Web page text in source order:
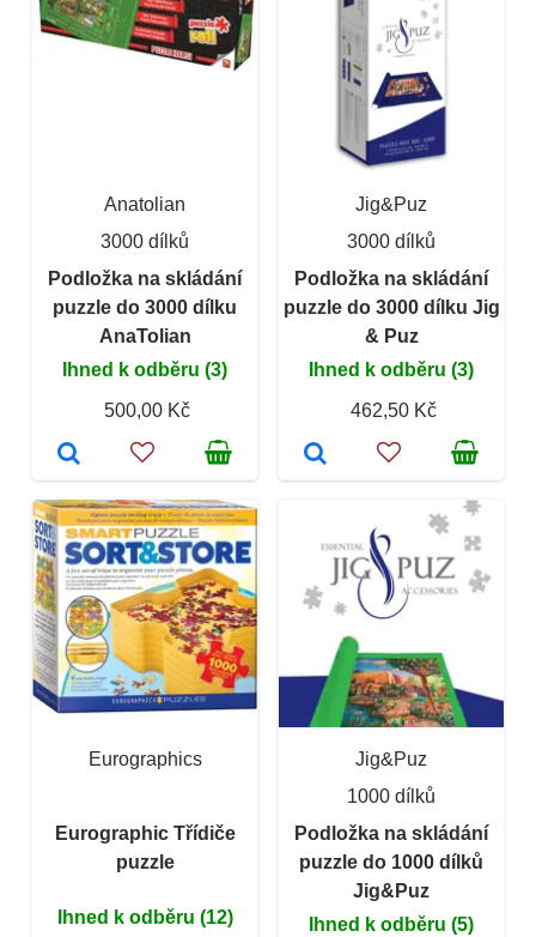
Anatolian
3000 dílků
Podložka na skládání
puzzle do 3000 dílku
AnaTolian
Ihned k odběru (3)
500,00 Kč
Jig&Puz
3000 dílků
Podložka na skládání
puzzle do 3000 dílku Jig
& Puz
Ihned k odběru (3)
462,50 Kč
Eurographics
Eurographic Třídiče
puzzle
Ihned k odběru (12)
Jig&Puz
1000 dílků
Podložka na skládání
puzzle do 1000 dílků
Jig&Puz
Ihned k odběru (5)